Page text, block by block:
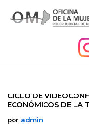
CICLO DE
ECONÓMICOS DE LA
por admin